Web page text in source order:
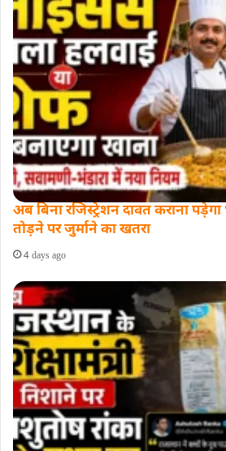
अब बिना रजिस्ट्रेशन दावत कराना
तोड़ने पर जुर्माने का खतरा
4 days ago